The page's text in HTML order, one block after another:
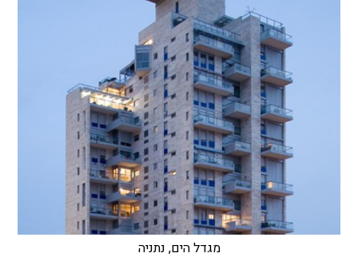
מגדל הים, נתניה